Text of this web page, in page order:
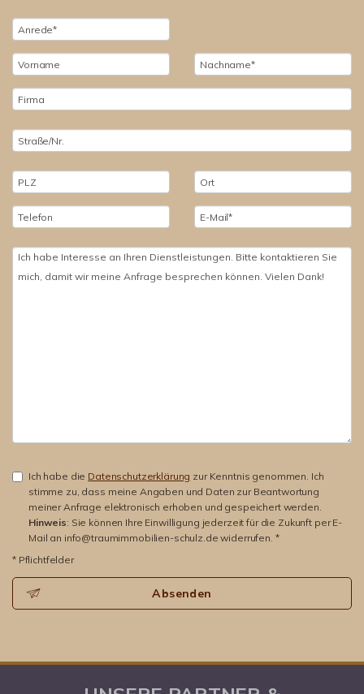
Ich habe die Datenschutzerklärung zur Kenntnis genommen. Ich
stimme zu, dass meine Angaben und Daten zur Beantwortung
meiner Anfrage elektronisch erhoben und gespeichert werden.
Hinweis: Sie können Ihre Einwilligung jederzeit für die Zukunft per E-
Mail an info@traumimmobilien-schulz.de widerrufen. *
* Pflichtfelder
Absenden